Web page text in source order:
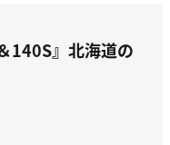
140S』 北海道の